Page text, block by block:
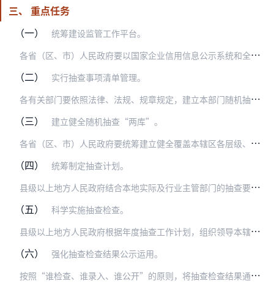
三、 重点任务
（一）
统筹建设监管工作平台。
各
省（区、市）人民政府要以国家企业信用信息公示系统和全国信用信息共享平台等为依托，建设本辖区统一的“双随机、一公开”监管工作平台（以下称省级平台），为抽查检查、…
（二）
实行抽查事项清单管理。
各
有关部门要依照法律、法规、规章规定，建立本部门随机抽查事项清单，明确抽查依据、主体、内容、方式等。市场监管总局要会同有关部门制定联合抽查事项清单、标准和实施办…
（三）
建立健全随机抽查“两库”。
各
省（区、市）人民政府要统筹建立健全覆盖本辖区各层级、与抽查事项相对应的检查对象名录库和执法检查人员名录库（统称“两库”）。要根据法律法规和部门职责分工，按照“…
（四）
统筹制定抽查计划。
县
级以上地方人民政府结合本地实际及行业主管部门的抽查要求，统筹制定本辖区年度抽查工作计划，涵盖一般检查事项和重点检查事项，明确工作任务和参与部门。年度抽查工作计…
（五）
科学实施抽查检查。
县
级以上地方人民政府根据年度抽查工作计划，组织领导本辖区内的部门联合“双随机、一公开”监管工作。根据抽查涉及的对象范围和参与部门，通过公开、公正的方式从检查对象…
（六）
强化抽查检查结果公示运用。
按
照“谁检查、谁录入、谁公开”的原则，将抽查检查结果通过国家企业信用信息公示系统和全国信用信息共享平台等进行公示，接受社会监督。对抽查发现的违法违规行为依法加大…